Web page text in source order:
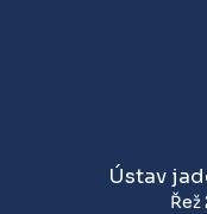
Ústav
Řež